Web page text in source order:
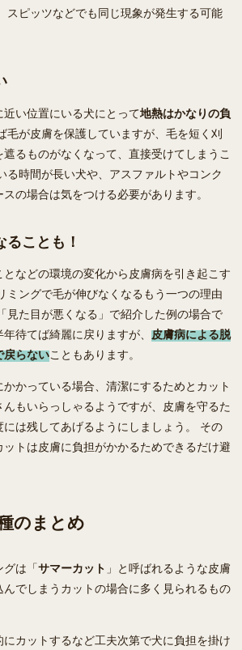
スピッツなどでも同じ現象が発生する可能
い位置にいる犬にとって地熱はかなりの負
毛が皮膚を保護していますが、毛を短く刈
るものがなくなって、直接受けてしまうこ
る時間が長い犬や、アスファルトやコンク
の場合は気をつける必要があります。
ことも！
などの環境の変化から皮膚病を引き起こす
ミングで毛が伸びなくなるもう一つの理由
見た目が悪くなる」で紹介した例の場合で
待てば綺麗に戻りますが、 皮膚病による脱
戻らないこともあります。
かっている場合、清潔にするためとカット
もいらっしゃるようですが、皮膚を守るた
は残してあげるようにしましょう。 その
トは皮膚に負担がかかるためできるだけ避
のまとめ
グは「サマーカット 」と呼ばれるような皮膚
でしまうカットの場合に多く見られるもの
にカットするなど工夫次第で犬に負担を掛け